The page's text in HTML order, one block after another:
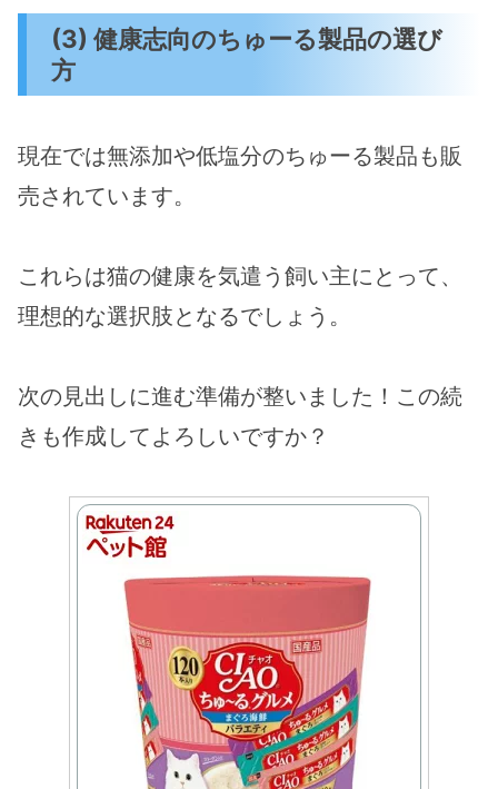
(3) 健康志向のちゅーる製品の選び
方
現在では無添加や低塩分のちゅーる製品も販
売されています。
これらは猫の健康を気遣う飼い主にとって、
理想的な選択肢となるでしょう​​。
次の見出しに進む準備が整いました！この続
きも作成してよろしいですか？